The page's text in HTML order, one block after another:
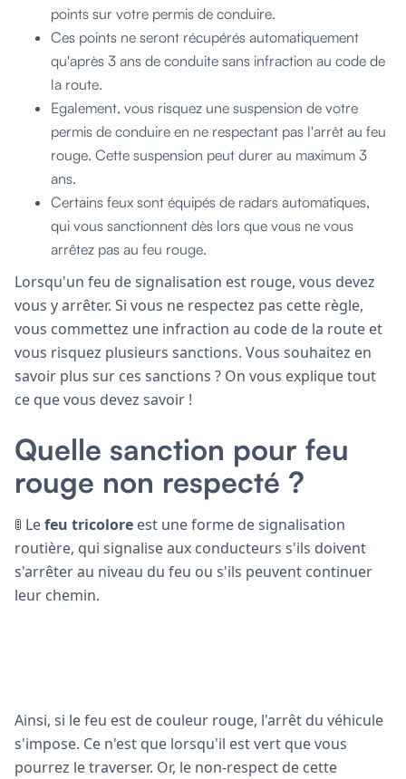
points sur votre permis de conduire.
Ces points ne seront récupérés automatiquement
qu'après 3 ans de conduite sans infraction au code de
la route.
Egalement, vous risquez une suspension de votre
permis de conduire en ne respectant pas l'arrêt au feu
rouge. Cette suspension peut durer au maximum 3
ans.
Certains feux sont équipés de radars automatiques,
qui vous sanctionnent dès lors que vous ne vous
arrêtez pas au feu rouge.
Lorsqu'un feu de signalisation est rouge, vous devez
vous y arrêter. Si vous ne respectez pas cette règle,
vous commettez une infraction au code de la route et
vous risquez plusieurs sanctions. Vous souhaitez en
savoir plus sur ces sanctions ? On vous explique tout
ce que vous devez savoir !
Quelle sanction pour feu
rouge non respecté ?
🚦 Lefeu tricolore est une forme de signalisation
routière, qui signalise aux conducteurs s'ils doivent
s'arrêter au niveau du feu ou s'ils peuvent continuer
leur chemin.
Ainsi, si le feu est de couleur rouge, l'arrêt du véhicule
s'impose. Ce n'est que lorsqu'il est vert que vous
pourrez le traverser. Or, le non-respect de cette